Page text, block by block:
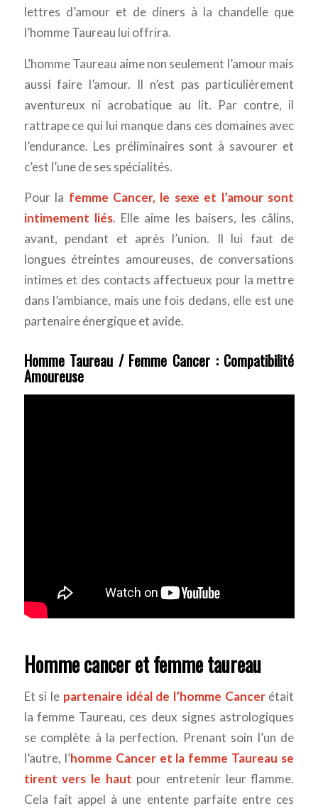
lettres d’amour et de diners à la chandelle que
l’homme Taureau lui offrira.
L’homme Taureau aime non seulement l’amour mais
aussi faire l’amour. Il n’est pas particulièrement
aventureux ni acrobatique au lit. Par contre, il
rattrape ce qui lui manque dans ces domaines avec
l’endurance. Les préliminaires sont à savourer et
c’est l’une de ses spécialités.
Pour la femme Cancer, le sexe et l’amour sont
intimement liés. Elle aime les baisers, les câlins,
avant, pendant et après l’union. Il lui faut de
longues étreintes amoureuses, de conversations
intimes et des contacts affectueux pour la mettre
dans l’ambiance, mais une fois dedans, elle est une
partenaire énergique et avide.
Homme Taureau / Femme Cancer : Compatibilité
Amoureuse
Homme cancer et femme taureau
Et si le partenaire idéal de l’homme Cancerétait
la femme Taureau, ces deux signes astrologiques
se complète à la perfection. Prenant soin l’un de
l’autre, l’homme Cancer et la femme Taureau se
tirent vers le haut pour entretenir leur flamme.
Cela fait appel à une entente parfaite entre ces